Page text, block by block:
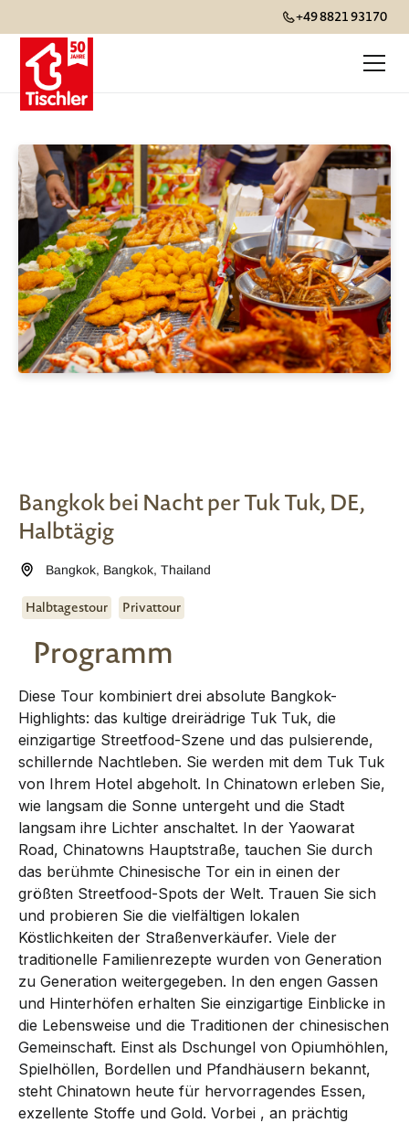
+49 8821 93170
Bangkok bei Nacht per Tuk Tuk, DE,
Halbtägig
Bangkok, Bangkok,Thailand
Halbtagestour Privattour
Programm
Diese Tour kombiniert drei absolute Bangkok-
Highlights: das kultige dreirädrige Tuk Tuk, die
einzigartige Streetfood-Szene und das pulsierende,
schillernde Nachtleben. Sie werden mit dem Tuk Tuk
von Ihrem Hotel abgeholt. In Chinatown erleben Sie,
wie langsam die Sonne untergeht und die Stadt
langsam ihre Lichter anschaltet. In der Yaowarat
Road, Chinatowns Hauptstraße, tauchen Sie durch
das berühmte Chinesische Tor ein in einen der
größten Streetfood-Spots der Welt. Trauen Sie sich
und probieren Sie die vielfältigen lokalen
Köstlichkeiten der Straßenverkäufer. Viele der
traditionelle Familienrezepte wurden von Generation
zu Generation weitergegeben. In den engen Gassen
und Hinterhöfen erhalten Sie einzigartige Einblicke in
die Lebensweise und die Traditionen der chinesischen
Gemeinschaft. Einst als Dschungel von Opiumhöhlen,
Spielhöllen, Bordellen und Pfandhäusern bekannt,
steht Chinatown heute für hervorragendes Essen,
exzellente Stoffe und Gold. Vorbei , an prächtig